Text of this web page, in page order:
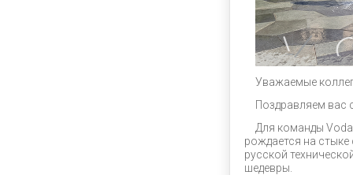
Уважаемые
Поздравляем вас
Для команды
рождается на
русской
шедевры.